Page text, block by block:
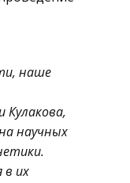
наше
научных
в их